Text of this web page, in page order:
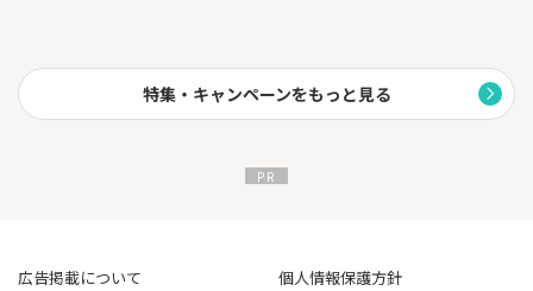
業界では珍しく「土日祝の審査・入金」に対応しているので、時
間にとらわれず好きな時に資金調達が可能です。
特集・キャンペーンをもっと見る
広告掲載について
個人情報保護方針